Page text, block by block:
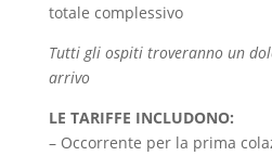
totale complessivo
Tutti gli ospiti troveranno un
arrivo
LE TARIFFE INCLUDONO:
– Occorrente per la prima